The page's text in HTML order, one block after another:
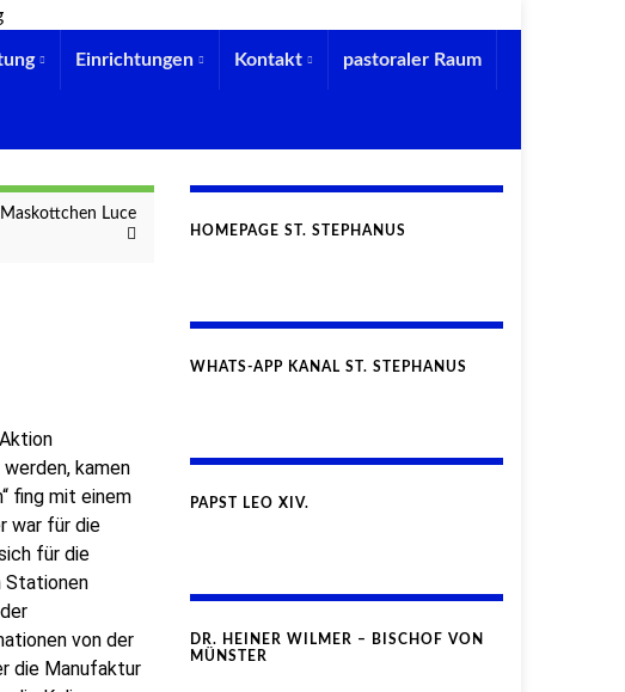
Einrichtungen Kontakt pastoraler Raum
Luce
kamen
fing mit einem
war für die
für die
Stationen
von der
die Manufaktur
HOMEPAGE ST. STEPHANUS
WHATS-APP KANAL ST. STEPHANUS
PAPST LEO XIV.
DR. HEINER WILMER – BISCHOF VON
MÜNSTER